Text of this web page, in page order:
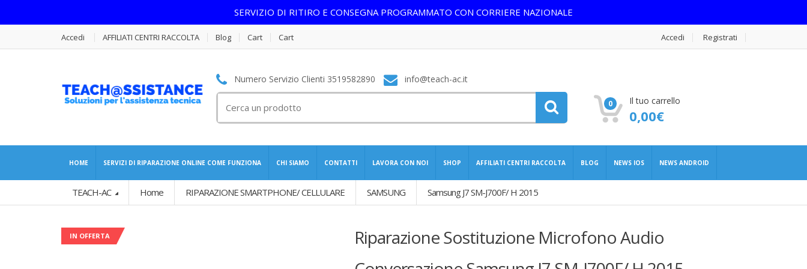
SERVIZIO DI RITIRO E CONSEGNA PROGRAMMATO CON CORRIERE NAZIONALE
Accedi AFFILIATI CENTRI RACCOLTA Blog Cart Cart Accedi Registrati
Numero Servizio Clienti 3519582890 info@teach-ac.it
per:
0 Il tuo carrello
0,00€
HOME SERVIZI DI RIPARAZIONE ONLINE COME FUNZIONA CHI SIAMO CONTATTI LAVORA CON NOI SHOP AFFILIATI CENTRI RACCOLTA BLOG NEWS IOS NEWS ANDROID
TEACH-AC Home RIPARAZIONE SMARTPHONE/ CELLULARE SAMSUNG Samsung J7 SM-J700F/ H 2015
IN OFFERTA
Riparazione Sostituzione Microfono Audio